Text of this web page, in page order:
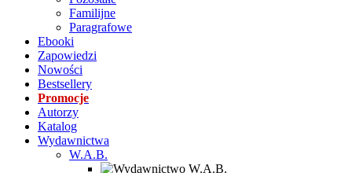
Familijne
Paragrafowe
Ebooki
Zapowiedzi
Nowości
Bestsellery
Promocje
Autorzy
Katalog
Wydawnictwa
W.A.B.